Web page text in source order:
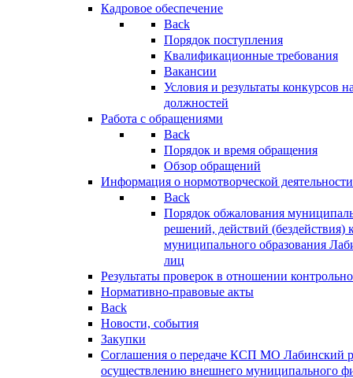
Кадровое обеспечение
Back
Порядок поступления
Квалификационные требования
Вакансии
Условия и результаты конкурсов
должностей
Работа с обращениями
Back
Порядок и время обращения
Обзор обращений
Информация о нормотворческой деятельности
Back
Порядок обжалования
решений, действий (бездействия)
муниципального образования
лиц
Результаты проверок в отношении
Нормативно-правовые акты
Back
Новости, события
Закупки
Соглашения о передаче КСП МО Лабинский
осуществлению внешнего муниципального